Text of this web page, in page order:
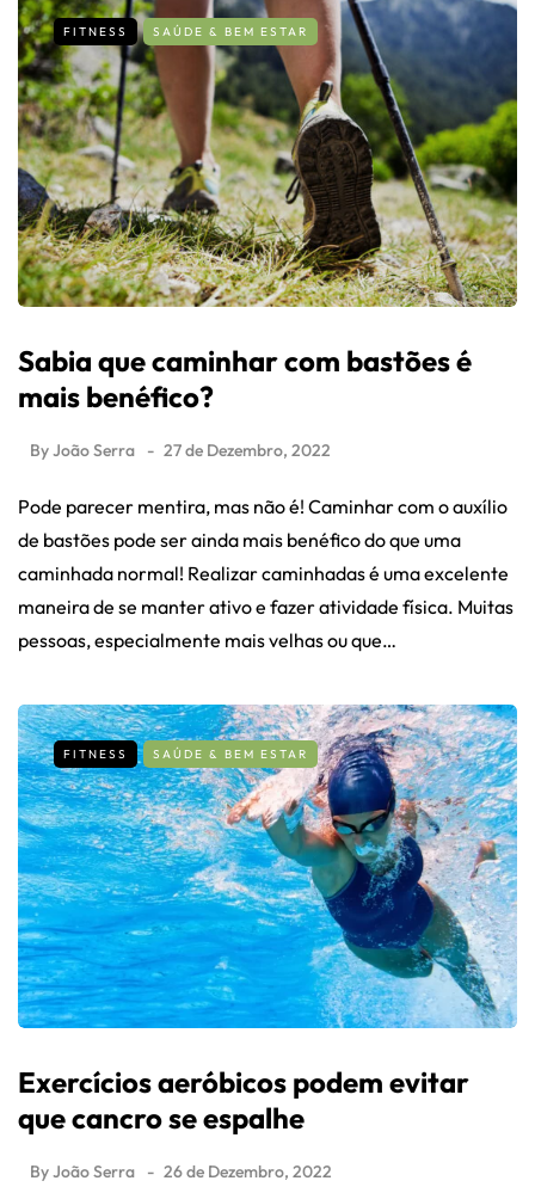
FITNESS SAÚDE & BEM ESTAR
Sabia que caminhar com bastões é
mais benéfico?
ByJoão Serra 27 de Dezembro, 2022
Pode parecer mentira, mas não é! Caminhar com o auxílio
de bastões pode ser ainda mais benéfico do que uma
caminhada normal! Realizar caminhadas é uma excelente
maneira de se manter ativo e fazer atividade física. Muitas
pessoas, especialmente mais velhas ou que…
FITNESS SAÚDE & BEM ESTAR
Exercícios aeróbicos podem evitar
que cancro se espalhe
ByJoão Serra 26 de Dezembro, 2022